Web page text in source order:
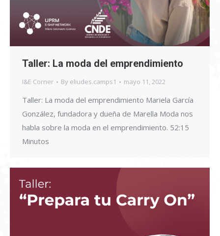
Taller: La moda del emprendimiento
I&E Corner By eliudes.camps1 mayo 11, 2022
Taller: La moda del emprendimiento Mariela García
González, fundadora y dueña de Marella Moda nos
habla sobre la moda en el emprendimiento. 52:15
Minutos